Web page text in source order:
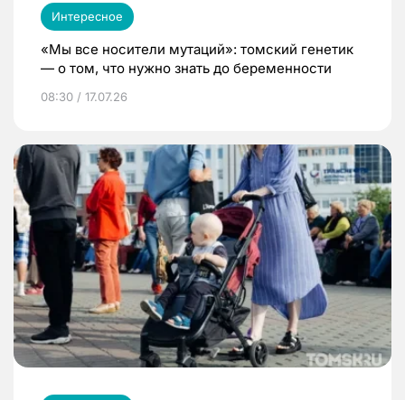
Интересное
«Мы все носители мутаций»: томский генетик
— о том, что нужно знать до беременности
08:30 / 17.07.26